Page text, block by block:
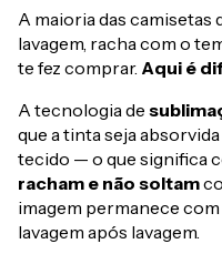
A maioria das camisetas
lavagem, racha com o
te fez comprar. Aqui é
A tecnologia de
que a tinta seja
tecido — o que significa
racham e não soltam
imagem permanece com
lavagem após lavagem.